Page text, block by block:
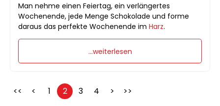
Man nehme einen Feiertag, ein verlängertes
Wochenende, jede Menge Schokolade und forme
daraus das perfekte Wochenende im Harz.
...weiterlesen
<< < 1 2 3 4 > >>